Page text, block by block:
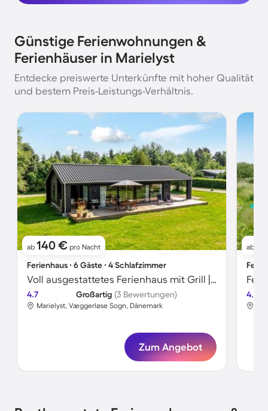
Günstige Ferienwohnungen &
Ferienhäuser in Marielyst
Entdecke preiswerte Unterkünfte mit hoher Qualität
und bestem Preis-Leistungs-Verhältnis.
ab 140 € pro Nacht
Ferienhaus ∙ 6 Gäste ∙ 4 Schlafzimmer
Voll ausgestattetes Ferienhaus mit Grill | Neben dem Strand
4.7 Großartig (3 Bewertungen)
Marielyst, Væggerløse Sogn, Dänemark
Zum Angebot
ab
4.0